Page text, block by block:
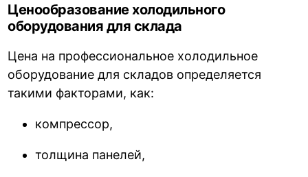
Ценообразование холодильного
оборудования для склада
Цена на профессиональное холодильное
оборудование для складов определяется
такими факторами, как:
компрессор,
толщина панелей,